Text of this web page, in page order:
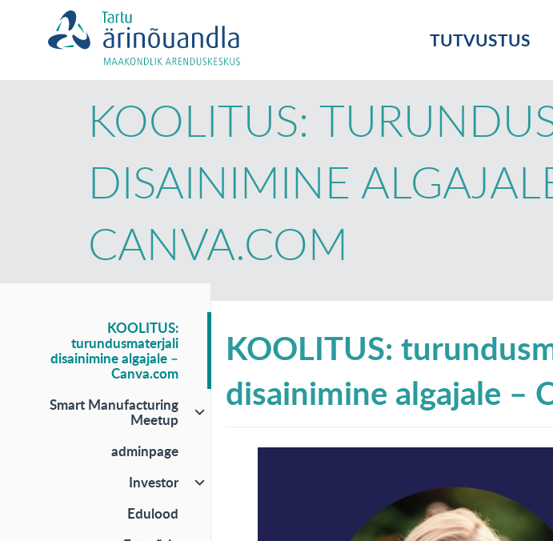
TUTVUSTUS
KOOLITUS:
DISAINIMINE
CANVA.COM
KOOLITUS:
turundusmaterjali
disainimine algajale –
Canva.com
Smart Manufacturing
Meetup
adminpage
Investor
Edulood
KOOLITUS:
disainimine algajale –